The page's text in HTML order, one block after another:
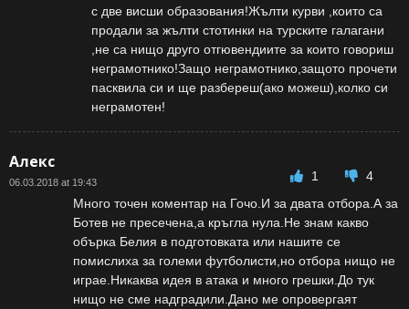
с две висши образования!Жълти курви ,които са
продали за жълти стотинки на турските галагани
,не са нищо друго отгювендиите за които говориш
неграмотнико!Защо неграмотнико,защото прочети
пасквила си и ще разбереш(ако можеш),колко си
неграмотен!
Алекс
06.03.2018 at 19:43 1
4
Много точен коментар на Гочо.И за двата отбора.А за
Ботев не пресечена,а кръгла нула.Не знам какво
обърка Белия в подготовката или нашите се
помислиха за големи футболисти,но отбора нищо не
играе.Никаква идея в атака и много грешки.До тук
нищо не сме надградили.Дано ме опровергаят